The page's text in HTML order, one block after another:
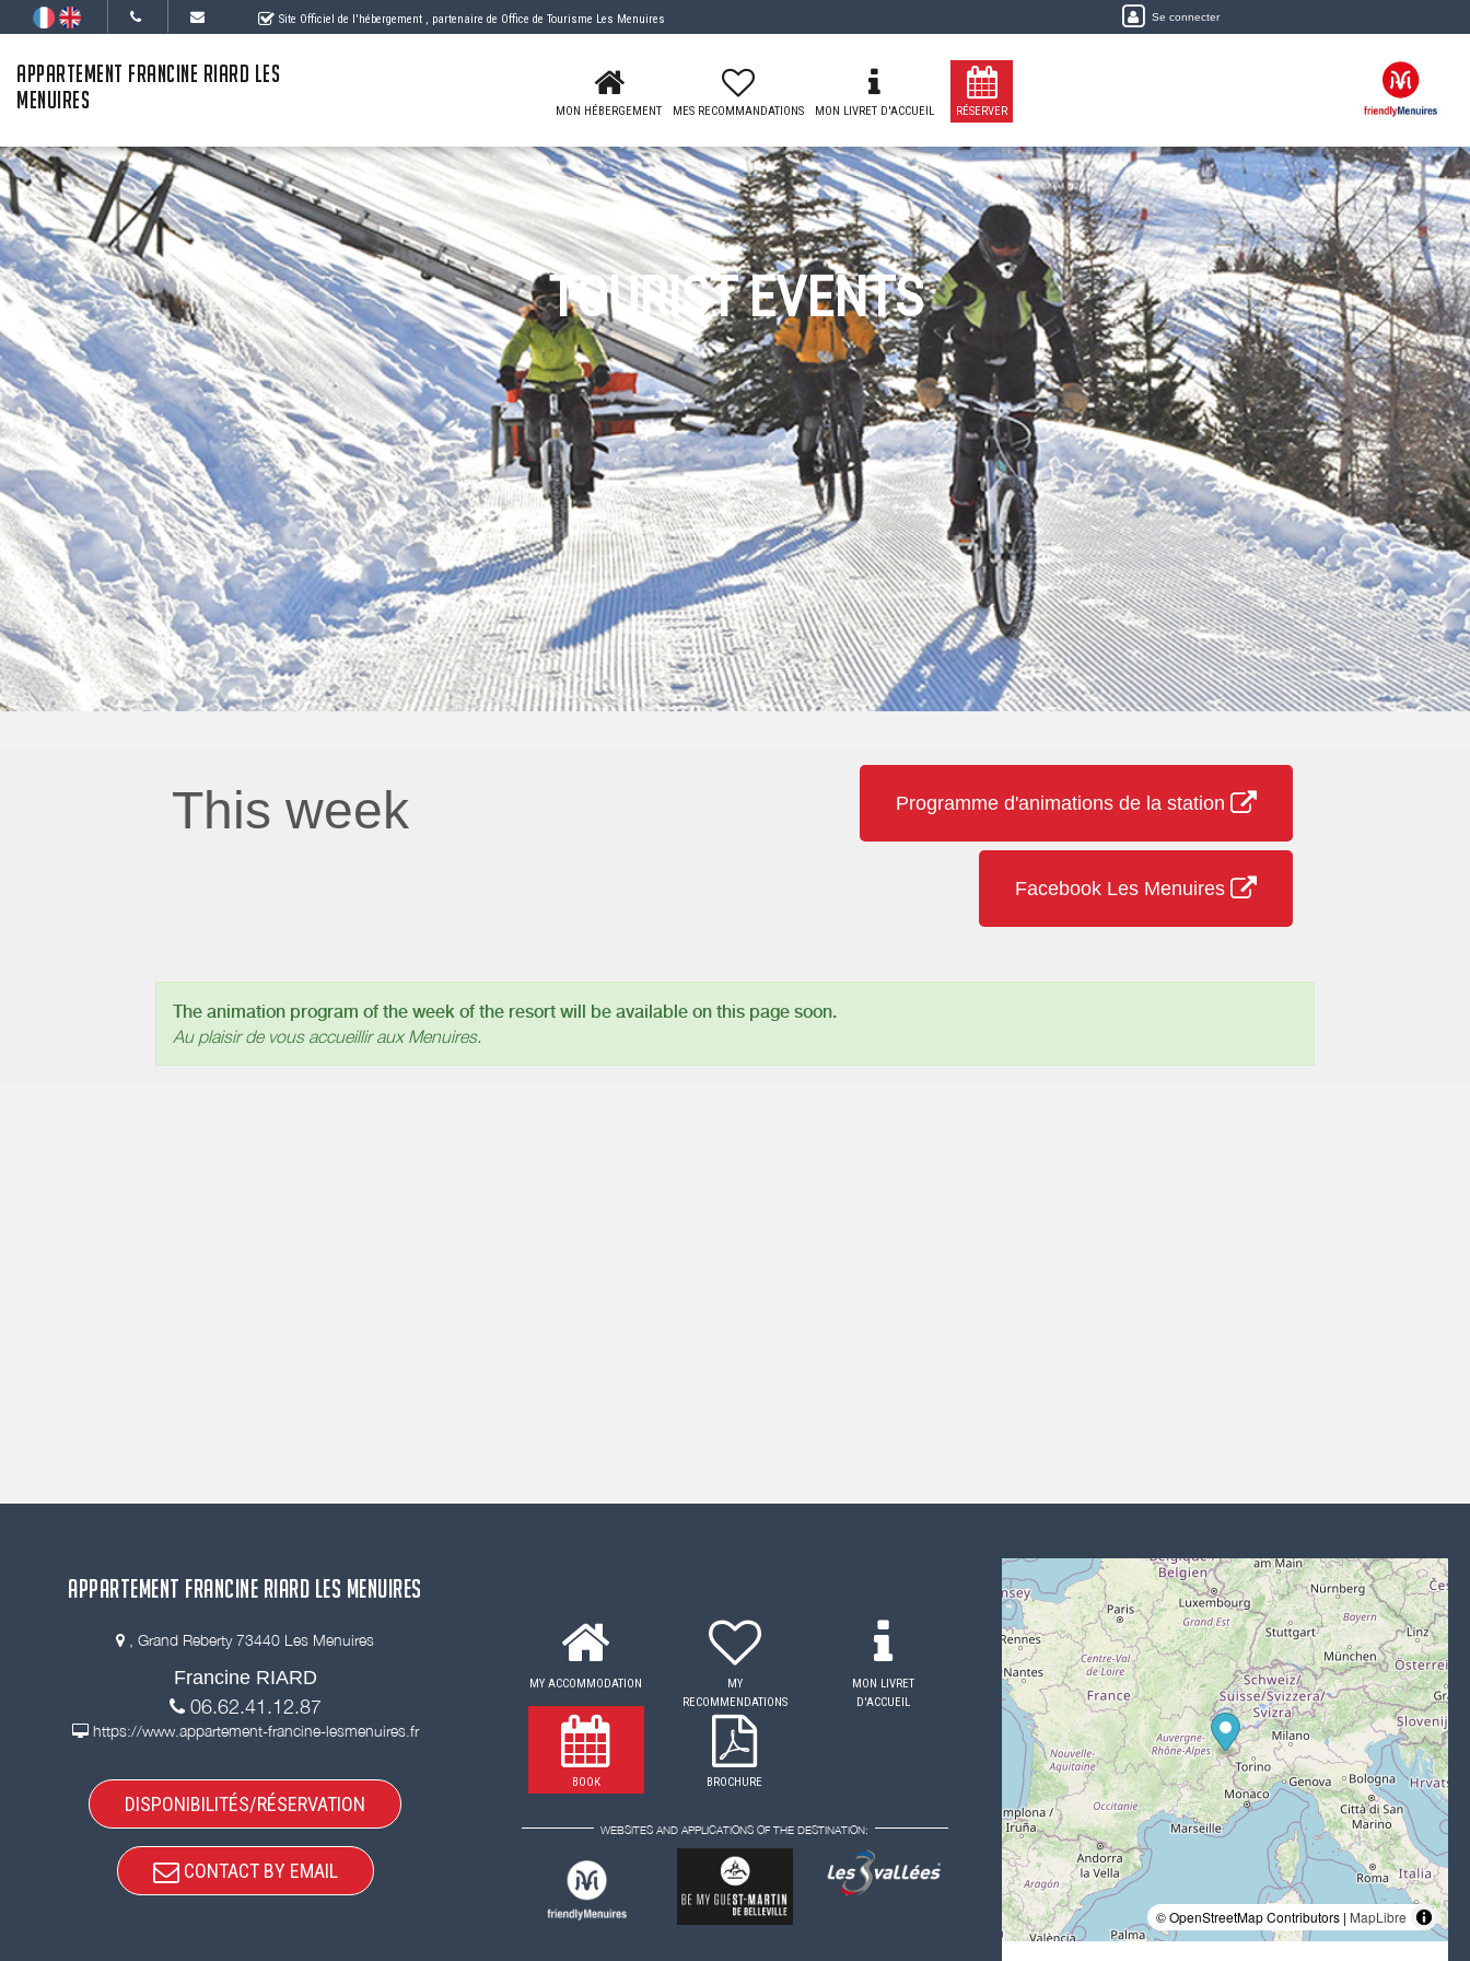
Site Officiel de l'hébergement , partenaire de Office de Tourisme Les Menuires Se connecter
APPARTEMENT FRANCINE RIARD LES
MENUIRES
MON HÉBERGEMENT MES RECOMMANDATIONS MON LIVRET D'ACCUEIL RÉSERVER
TOURIST EVENTS
This week Programme d'animations de la station
Facebook Les Menuires
The animation program of the week of the resort will be available on this page soon.
Au plaisir de vous accueillir aux Menuires.
APPARTEMENT FRANCINE RIARD LES MENUIRES
, Grand Reberty 73440 Les Menuires
Francine RIARD
06.62.41.12.87
https://www.appartement-francine-lesmenuires.fr
DISPONIBILITÉS/RÉSERVATION
CONTACT BY EMAIL
MY ACCOMMODATION
MY
RECOMMENDATIONS
MON LIVRET
D'ACCUEIL
BOOK BROCHURE
WEBSITES AND APPLICATIONS OF THE DESTINATION:
© OpenStreetMap Contributors | MapLibre